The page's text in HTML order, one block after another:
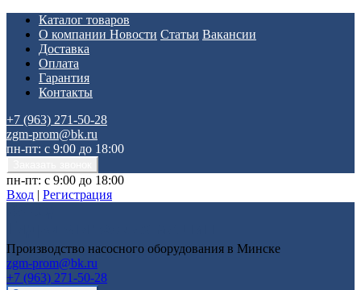
Каталог товаров
О компании Новости Статьи Вакансии
Доставка
Оплата
Гарантия
Контакты
+7 (963) 271-50-28
zgm-prom@bk.ru
пн-пт: с 9:00 до 18:00
пн-пт: с 9:00 до 18:00
Вход | Регистрация
Производство насосного оборудования в Минске
zgm-prom@bk.ru
+7 (963) 271-50-28